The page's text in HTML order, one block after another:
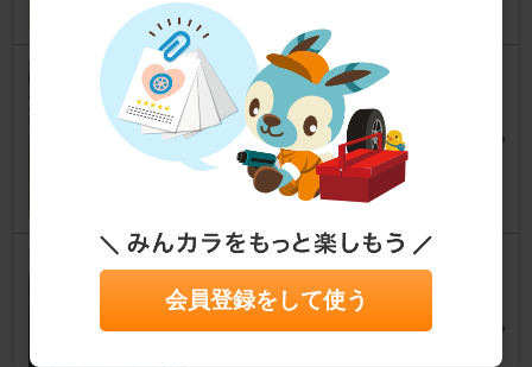
TE27 最新パーツで組んだ2TG
エンジン
カローラレビン [TE27]
八九72さん
58
TE27 バッテリー台の修理
カローラレビン [TE27]
八九72さん
会員登録をして使う